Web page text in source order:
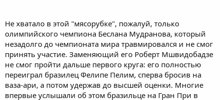
Не хватало в этой "мясорубке", пожалуй, только
олимпийского чемпиона Беслана Мудранова, который
незадолго до чемпионата мира травмировался и не смог
принять участие. Заменяющий его Роберт Мшвидобадзе
не смог пройти дальше первого круга: его полностью
переиграл бразилец Фелипе Пелим, сперва бросив на
ваза-ари, а потом удержав до высшей оценки. Многие
впервые услышали об этом бразильце на Гран При в